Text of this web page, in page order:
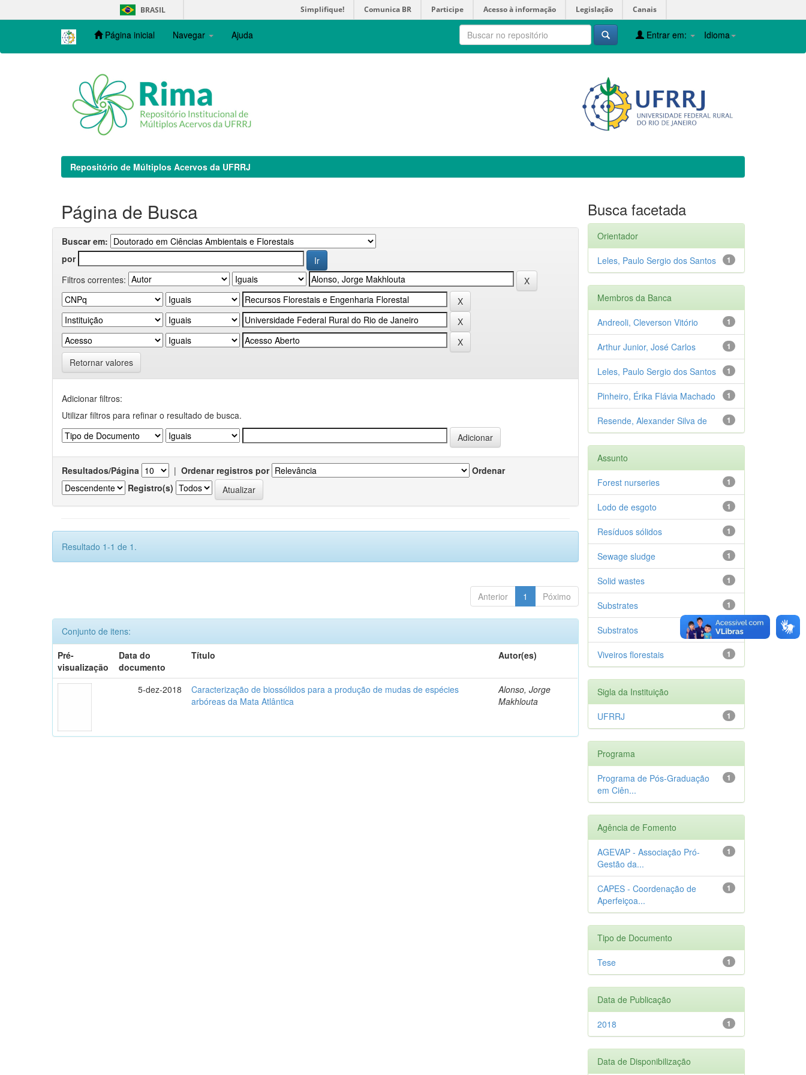
navigation
BRASIL Simplifique! Comunica BR Participe Acesso à informação Legislação Canais
Página inicial Navegar Ajuda Idioma
Entrar em:
Repositório de Múltiplos Acervos da UFRRJ
Página de Busca
Buscar em:
por
Filtros correntes:
Retornar valores
Adicionar filtros:
Utilizar filtros para refinar o resultado de busca.
Resultados/Página | Ordenar registros por
Ordenar
Registro(s)
Resultado 1-1 de 1.
Anterior 1 Póximo
Conjunto de itens:
Pré-
visualização
Data do
documento
Título Autor(es)
5-dez-2018
Caracterização de biossólidos para a produção de mudas de espécies
arbóreas da Mata Atlântica
Alonso, Jorge
Makhlouta
Busca facetada
Orientador
1
Leles, Paulo Sergio dos Santos
Membros da Banca
1
Andreoli, Cleverson Vitório
1
Arthur Junior, José Carlos
1
Leles, Paulo Sergio dos Santos
1
Pinheiro, Érika Flávia Machado
1
Resende, Alexander Silva de
Assunto
1
Forest nurseries
1
Lodo de esgoto
1
Resíduos sólidos
1
Sewage sludge
1
Solid wastes
1
Substrates
1
Substratos
1
Viveiros florestais
Sigla da Instituição
1
UFRRJ
Programa
1
Programa de Pós-Graduação
em Ciên...
Agência de Fomento
1
AGEVAP - Associação Pró-
Gestão da...
1
CAPES - Coordenação de
Aperfeiçoa...
Tipo de Documento
1
Tese
Data de Publicação
1
2018
Data de Disponibilização